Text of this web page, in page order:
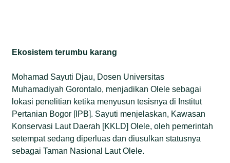
Ekosistem terumbu karang
Mohamad Sayuti Djau, Dosen Universitas
Muhamadiyah Gorontalo, menjadikan Olele sebagai
lokasi penelitian ketika menyusun tesisnya di Institut
Pertanian Bogor [IPB]. Sayuti menjelaskan, Kawasan
Konservasi Laut Daerah [KKLD] Olele, oleh pemerintah
setempat sedang diperluas dan diusulkan statusnya
sebagai Taman Nasional Laut Olele.